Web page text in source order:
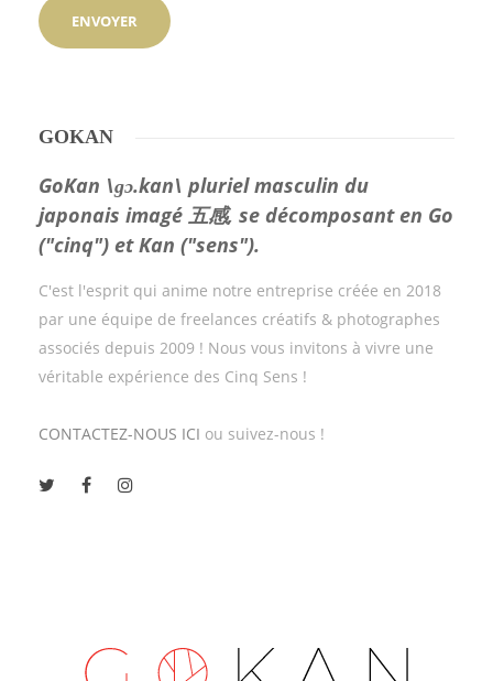
GOKAN
GoKan \ɡɔ.kan\ pluriel masculin du
japonais imagé 五感, se décomposant en Go
("cinq") et Kan ("sens").
C'est l'esprit qui anime notre entreprise créée en 2018
par une équipe de freelances créatifs & photographes
associés depuis 2009 ! Nous vous invitons à vivre une
véritable expérience des Cinq Sens !
CONTACTEZ-NOUS ICI ou suivez-nous !